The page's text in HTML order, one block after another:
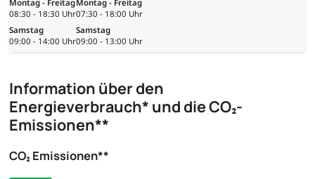
Montag - Freitag
08:30 - 18:30 Uhr
Samstag
09:00 - 14:00 Uhr
Montag - Freitag
07:30 - 18:00 Uhr
Samstag
09:00 - 13:00 Uhr
Information über den
Energieverbrauch* und die CO₂-
Emissionen**
CO₂ Emissionen**